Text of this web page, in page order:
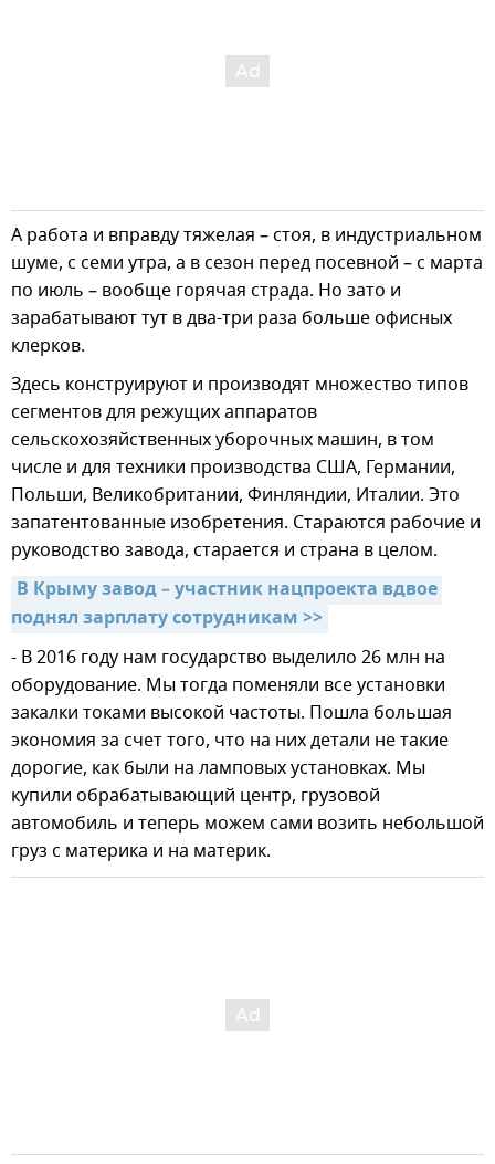
А работа и вправду тяжелая – стоя, в индустриальном
шуме, с семи утра, а в сезон перед посевной – с марта
по июль – вообще горячая страда. Но зато и
зарабатывают тут в два-три раза больше офисных
клерков.
Здесь конструируют и производят множество типов
сегментов для режущих аппаратов
сельскохозяйственных уборочных машин, в том
числе и для техники производства США, Германии,
Польши, Великобритании, Финляндии, Италии. Это
запатентованные изобретения. Стараются рабочие и
руководство завода, старается и страна в целом.
В Крыму завод – участник нацпроекта вдвое
поднял зарплату сотрудникам >>
- В 2016 году нам государство выделило 26 млн на
оборудование. Мы тогда поменяли все установки
закалки токами высокой частоты. Пошла большая
экономия за счет того, что на них детали не такие
дорогие, как были на ламповых установках. Мы
купили обрабатывающий центр, грузовой
автомобиль и теперь можем сами возить небольшой
груз с материка и на материк.